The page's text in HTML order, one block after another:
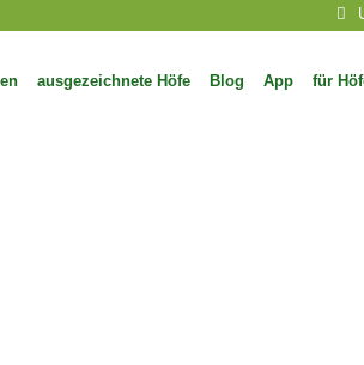
ausgezeichnete Höfe Blog App für